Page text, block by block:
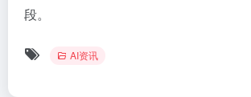
段。
AI资讯